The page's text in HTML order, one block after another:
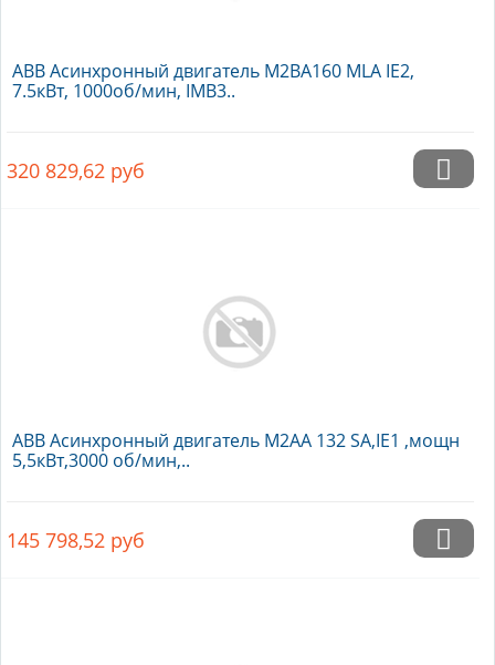
ABB Асинхронный двигатель M2BA160 MLA IE2,
7.5кВт, 1000об/мин, IMB3..
320 829,62 руб
ABB Асинхронный двигатель M2AA 132 SA,IE1 ,мощн
5,5кВт,3000 об/мин,..
145 798,52 руб